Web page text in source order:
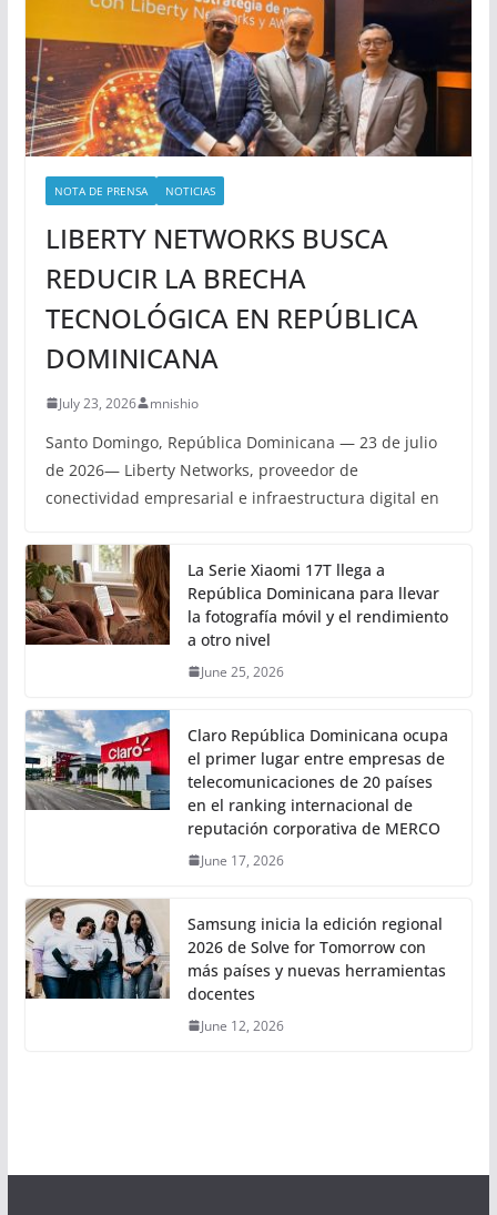
NOTA DE PRENSA NOTICIAS
LIBERTY NETWORKS BUSCA
REDUCIR LA BRECHA
TECNOLÓGICA EN REPÚBLICA
DOMINICANA
July 23, 2026 mnishio
Santo Domingo, República Dominicana — 23 de julio
de 2026— Liberty Networks, proveedor de
conectividad empresarial e infraestructura digital en
La Serie Xiaomi 17T llega a
República Dominicana para llevar
la fotografía móvil y el rendimiento
a otro nivel
June 25, 2026
Claro República Dominicana ocupa
el primer lugar entre empresas de
telecomunicaciones de 20 países
en el ranking internacional de
reputación corporativa de MERCO
June 17, 2026
Samsung inicia la edición regional
2026 de Solve for Tomorrow con
más países y nuevas herramientas
docentes
June 12, 2026